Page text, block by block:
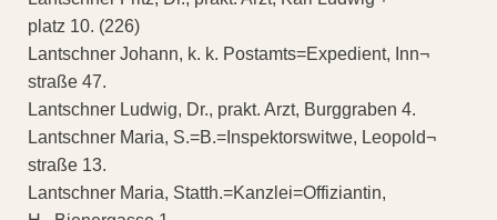
platz 10. (226)
Lantschner Johann, k. k. Postamts=Expedient, Inn¬
straße 47.
Lantschner Ludwig, Dr., prakt. Arzt, Burggraben 4.
Lantschner Maria, S.=B.=Inspektorswitwe, Leopold¬
straße 13.
Lantschner Maria, Statth.=Kanzlei=Offiziantin,